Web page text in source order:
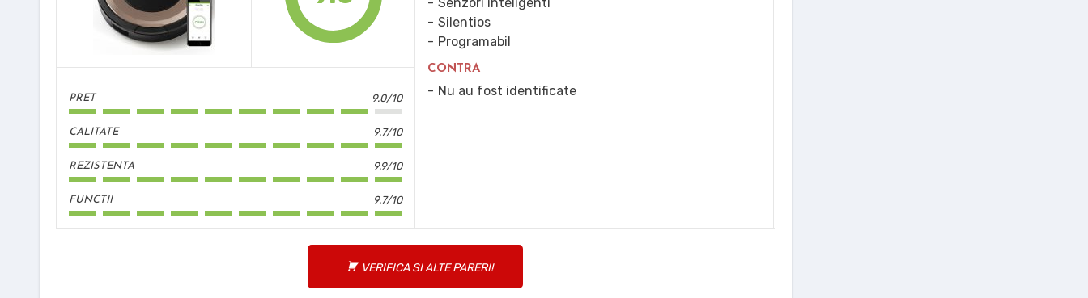
PRET 9.0/10
CALITATE 9.7/10
REZISTENTA 9.9/10
FUNCTII 9.7/10
Silentios
Programabil
CONTRA
Nu au fost identificate
VERIFICA SI ALTE PARERI!